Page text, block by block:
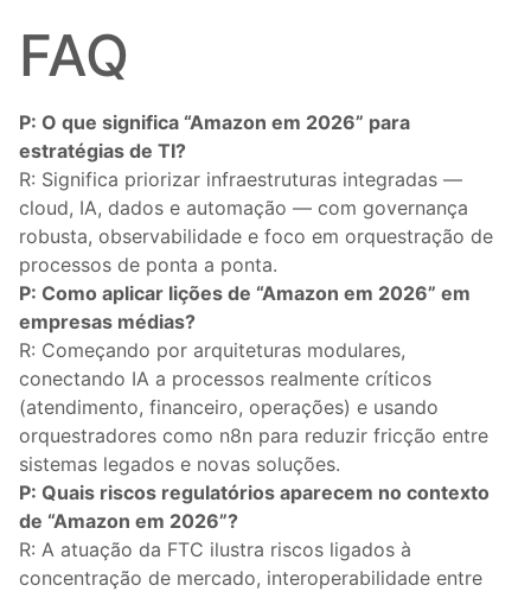
FAQ
P: O que significa “Amazon em 2026” para
estratégias de TI?
R: Significa priorizar infraestruturas integradas —
cloud, IA, dados e automação — com governança
robusta, observabilidade e foco em orquestração de
processos de ponta a ponta.
P: Como aplicar lições de “Amazon em 2026” em
empresas médias?
R: Começando por arquiteturas modulares,
conectando IA a processos realmente críticos
(atendimento, financeiro, operações) e usando
orquestradores como n8n para reduzir fricção entre
sistemas legados e novas soluções.
P: Quais riscos regulatórios aparecem no contexto
de “Amazon em 2026”?
R: A atuação da FTC ilustra riscos ligados à
concentração de mercado, interoperabilidade entre